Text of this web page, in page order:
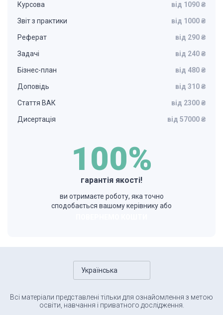
Курсова від 1090 ₴
Звіт з практики від 1000 ₴
Реферат від 290 ₴
Задачі від 240 ₴
Бізнес-план від 480 ₴
Доповідь від 310 ₴
Стаття ВАК від 2300 ₴
Дисертація від 57000 ₴
100%
гарантія якості!
ви отримаєте роботу, яка точно
сподобається вашому керівнику або
Українська
Всі матеріали представлені тільки для ознайомлення з метою
освіти, навчання і приватного дослідження.